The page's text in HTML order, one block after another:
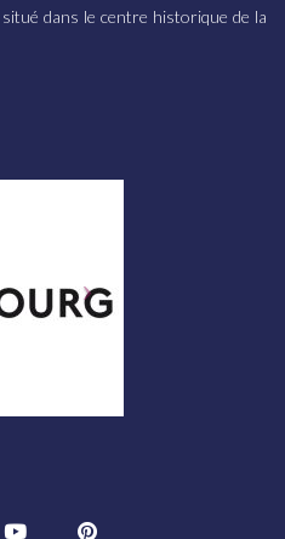
dans le centre historique de la